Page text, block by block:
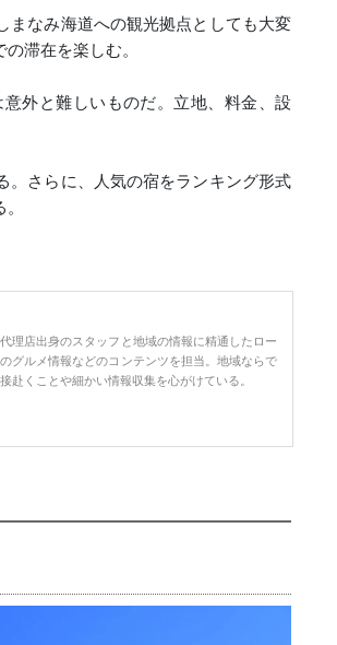
まなみ海道への観光拠点としても大変
滞在を楽しむ。
外と難しいものだ。立地、料金、設
。さらに、人気の宿をランキング形式
理店出身のスタッフと地域の情報に精通したロー
グルメ情報などのコンテンツを担当。地域ならで
赴くことや細かい情報収集を心がけている。